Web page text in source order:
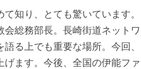
知り、とても驚いています。
総務部長。長崎街道ネットワ
る上でも重要な場所。今回、
ます。今後、全国の伊能ファ